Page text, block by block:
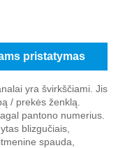
pristatymas
yra švirkščiami. Jis
/ prekės ženklą.
pantono numerius.
blizgučiais,
spauda,